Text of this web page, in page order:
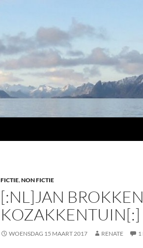
FICTIE,NON FICTIE
[:NL]JAN
KOZAKKENTUIN[:]
WOENSDAG 15 MAART 2017 RENATE 1